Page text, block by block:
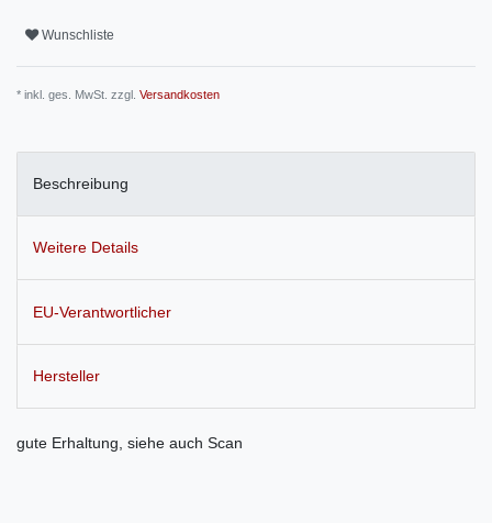
Wunschliste
* inkl. ges. MwSt. zzgl. Versandkosten
Beschreibung
Weitere Details
EU-Verantwortlicher
Hersteller
gute Erhaltung, siehe auch Scan